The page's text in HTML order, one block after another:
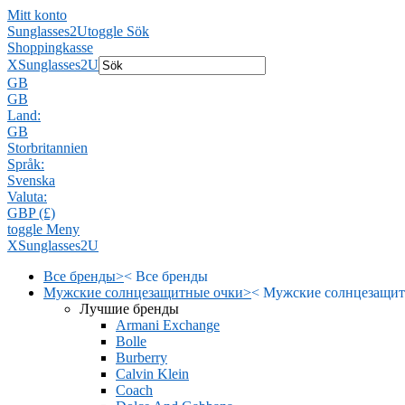
Mitt konto
Sunglasses2Utoggle Sök
Shoppingkasse
XSunglasses2U
GB
GB
Land:
GB
Storbritannien
Språk:
Svenska
Valuta:
GBP (£)
toggle Meny
XSunglasses2U
Все бренды>< Все бренды
Мужские солнцезащитные очки>< Мужские
Лучшие бренды
Armani Exchange
Bolle
Burberry
Calvin Klein
Coach